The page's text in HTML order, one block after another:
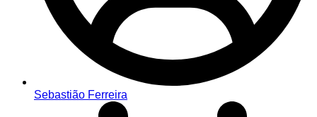
Sebastião Ferreira